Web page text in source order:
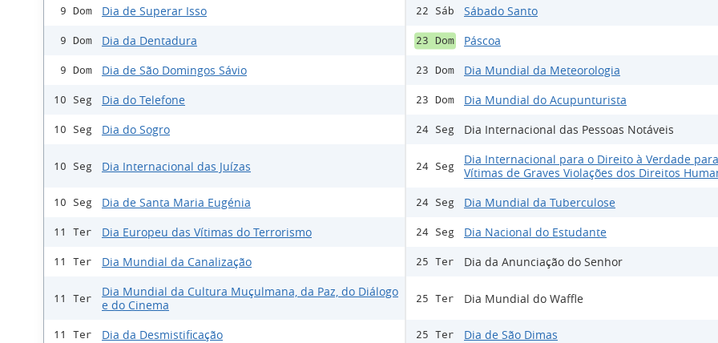
9 Dom Dia de Superar Isso
9 Dom Dia da Dentadura
9 Dom Dia de São Domingos Sávio
10 Seg Dia do Telefone
10 Seg Dia do Sogro
10 Seg Dia Internacional das Juízas
10 Seg Dia de Santa Maria Eugénia
11 Ter Dia Europeu das Vítimas do Terrorismo
11 Ter Dia Mundial da Canalização
11 Ter
Dia Mundial da Cultura Muçulmana, da Paz, do Diálogo
e do Cinema
11 Ter Dia da Desmistificação
22 Sáb Sábado Santo
23 Dom Páscoa
23 Dom Dia Mundial da Meteorologia
23 Dom Dia Mundial do Acupunturista
24 Seg Dia Internacional das Pessoas Notáveis
24 Seg
Dia Internacional para o Direito à Verdade
Vítimas de Graves Violações dos Direitos
24 Seg Dia Mundial da Tuberculose
24 Seg Dia Nacional do Estudante
25 Ter Dia da Anunciação do Senhor
25 Ter Dia Mundial do Waffle
25 Ter Dia de São Dimas